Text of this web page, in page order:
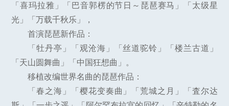
「喜玛拉雅」「巴音郭楞的节日～琵琶赛马」「太级星
光」「万载千秋乐」，
首演琵琶新作品：
「牡丹亭」「观沧海」「丝道驼铃」「楼兰古道」
「天山圆舞曲」「中国狂想曲」。
移植改编世界名曲的琵琶作品：
「春之海」「樱花变奏曲」「荒城之月」「査尔达